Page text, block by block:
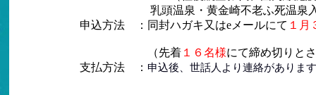
乳頭温泉・黄金崎不老ふ死温泉入
申込方法 ：同封ハガキ又はeメールにて １月
（先着 １６名様にて締め切りと
支払方法 ： 申込後、世話人より連絡がありま